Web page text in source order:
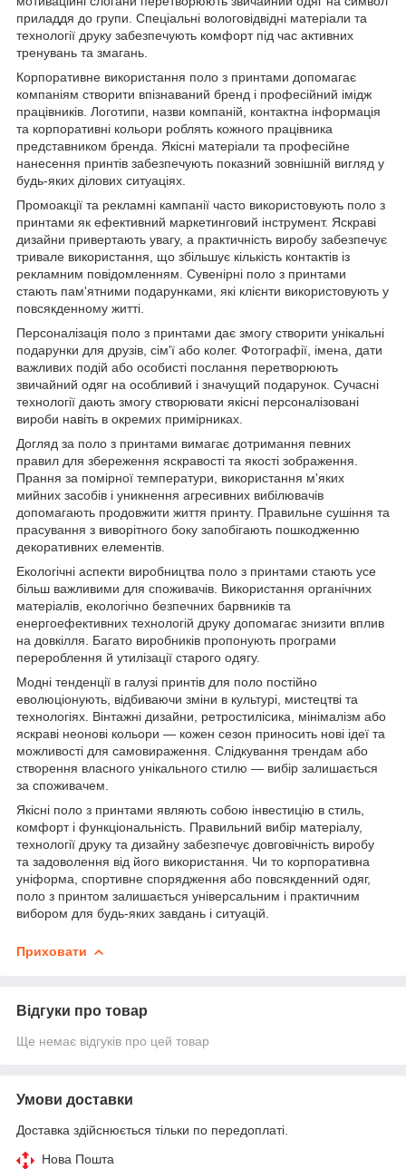
приладдя до групи. Спеціальні вологовідвідні матеріали та
технології друку забезпечують комфорт під час активних
тренувань та змагань.
Корпоративне використання поло з принтами допомагає
компаніям створити впізнаваний бренд і професійний імідж
працівників. Логотипи, назви компаній, контактна інформація
та корпоративні кольори роблять кожного працівника
представником бренда. Якісні матеріали та професійне
нанесення принтів забезпечують показний зовнішній вигляд у
будь-яких ділових ситуаціях.
Промоакції та рекламні кампанії часто використовують поло з
принтами як ефективний маркетинговий інструмент. Яскраві
дизайни привертають увагу, а практичність виробу забезпечує
тривале використання, що збільшує кількість контактів із
рекламним повідомленням. Сувенірні поло з принтами
стають пам'ятними подарунками, які клієнти використовують у
повсякденному житті.
Персоналізація поло з принтами дає змогу створити унікальні
подарунки для друзів, сім'ї або колег. Фотографії, імена, дати
важливих подій або особисті послання перетворюють
звичайний одяг на особливий і значущий подарунок. Сучасні
технології дають змогу створювати якісні персоналізовані
вироби навіть в окремих примірниках.
Догляд за поло з принтами вимагає дотримання певних
правил для збереження яскравості та якості зображення.
Прання за помірної температури, використання м'яких
мийних засобів і уникнення агресивних вибілювачів
допомагають продовжити життя принту. Правильне сушіння та
прасування з виворітного боку запобігають пошкодженню
декоративних елементів.
Екологічні аспекти виробництва поло з принтами стають усе
більш важливими для споживачів. Використання органічних
матеріалів, екологічно безпечних барвників та
енергоефективних технологій друку допомагає знизити вплив
на довкілля. Багато виробників пропонують програми
перероблення й утилізації старого одягу.
Модні тенденції в галузі принтів для поло постійно
еволюціонують, відбиваючи зміни в культурі, мистецтві та
технологіях. Вінтажні дизайни, ретростилісика, мінімалізм або
яскраві неонові кольори — кожен сезон приносить нові ідеї та
можливості для самовираження. Слідкування трендам або
створення власного унікального стилю — вибір залишається
за споживачем.
Якісні поло з принтами являють собою інвестицію в стиль,
комфорт і функціональність. Правильний вибір матеріалу,
технології друку та дизайну забезпечує довговічність виробу
та задоволення від його використання. Чи то корпоративна
уніформа, спортивне спорядження або повсякденний одяг,
поло з принтом залишається універсальним і практичним
вибором для будь-яких завдань і ситуацій.
Приховати
Відгуки про товар
Ще немає відгуків про цей товар
Умови доставки
Доставка здійснюється тільки по передоплаті.
Нова Пошта